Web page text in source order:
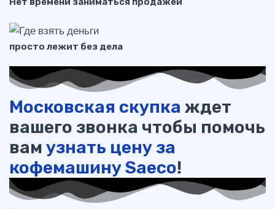
просто лежит без дела
Московская скупка ждет
вашего звонка чтобы помочь
вам узнать цену за
кофемашину Saeco!